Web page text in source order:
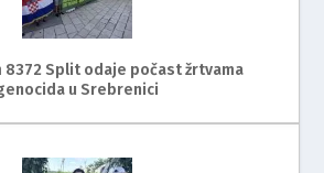
8372 Split odaje počast žrtvama
u Srebrenici